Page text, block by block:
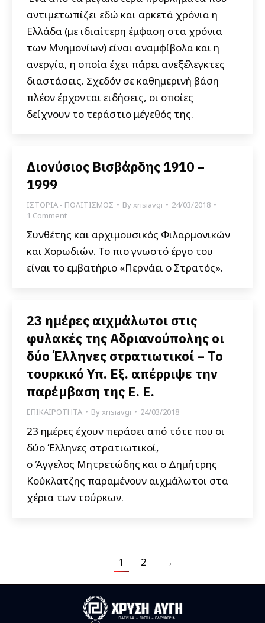
αντιμετωπίζει εδώ και αρκετά χρόνια η
Ελλάδα (με ιδιαίτερη έμφαση στα χρόνια
των Μνημονίων) είναι αναμφίβολα και η
ανεργία, η οποία έχει πάρει ανεξέλεγκτες
διαστάσεις. Σχεδόν σε καθημερινή βάση
πλέον έρχονται ειδήσεις, οι οποίες
δείχνουν το τεράστιο μέγεθός της.
Διονύσιος Βισβάρδης 1910 –
1999
ΙΣΤΟΡΙΑ - ΠΟΛΙΤΙΣΜΟΣ Byxrisiavgi
24/03/2018
1 Comment
Συνθέτης και αρχιμουσικός Φιλαρμονικών
και Χορωδιών. Το πιο γνωστό έργο του
είναι το εμβατήριο «Περνάει ο Στρατός».
23 ημέρες αιχμάλωτοι στις
φυλακές της Αδριανούπολης οι
δύο Έλληνες στρατιωτικοί – Το
τουρκικό Υπ. Εξ. απέρριψε την
παρέμβαση της Ε. Ε.
ΕΠΙΚΑΙΡΟΤΗΤΑ Byxrisiavgi 24/03/2018
23 ημέρες έχουν περάσει από τότε που οι
δύο Έλληνες στρατιωτικοί,
ο Άγγελος Μητρετώδης και ο Δημήτρης
Κούκλατζης παραμένουν αιχμάλωτοι στα
χέρια των τούρκων.
1 2 →